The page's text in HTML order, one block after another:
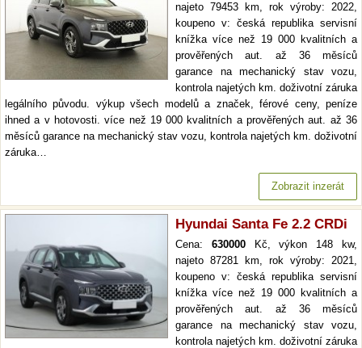
najeto 79453 km, rok výroby: 2022,
koupeno v: česká republika servisní
knížka více než 19 000 kvalitních a
prověřených aut. až 36 měsíců
garance na mechanický stav vozu,
kontrola najetých km. doživotní záruka
legálního původu. výkup všech modelů a značek, férové ceny, peníze
ihned a v hotovosti. více než 19 000 kvalitních a prověřených aut. až 36
měsíců garance na mechanický stav vozu, kontrola najetých km. doživotní
záruka…
Zobrazit inzerát
Hyundai Santa Fe 2.2 CRDi
Cena: 630000Kč, výkon 148 kw,
najeto 87281 km, rok výroby: 2021,
koupeno v: česká republika servisní
knížka více než 19 000 kvalitních a
prověřených aut. až 36 měsíců
garance na mechanický stav vozu,
kontrola najetých km. doživotní záruka